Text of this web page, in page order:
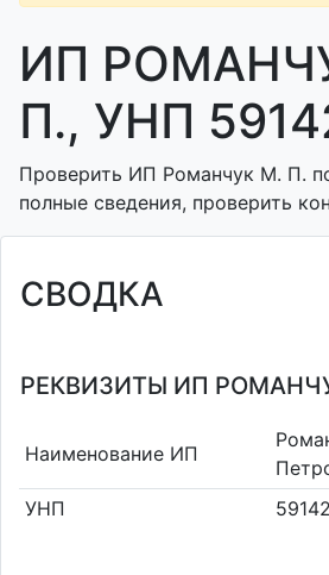
ИП
П., УНП
Проверить ИП Романчук М. П.
полные сведения, проверить
СВОДКА
РЕКВИЗИТЫ ИП
Наименование ИП
УНП